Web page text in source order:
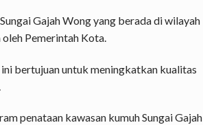
Gajah Wong yang berada di wilayah
Pemerintah Kota.
bertujuan untuk meningkatkan kualitas
penataan kawasan kumuh Sungai Gajah